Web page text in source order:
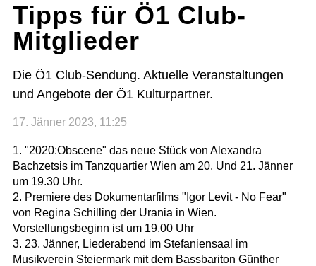
Tipps für Ö1 Club-
Mitglieder
Die Ö1 Club-Sendung. Aktuelle Veranstaltungen
und Angebote der Ö1 Kulturpartner.
17. Jänner 2023, 11:25
1. "2020:Obscene" das neue Stück von Alexandra
Bachzetsis im Tanzquartier Wien am 20. Und 21. Jänner
um 19.30 Uhr.
2. Premiere des Dokumentarfilms "Igor Levit - No Fear"
von Regina Schilling der Urania in Wien.
Vorstellungsbeginn ist um 19.00 Uhr
3. 23. Jänner, Liederabend im Stefaniensaal im
Musikverein Steiermark mit dem Bassbariton Günther